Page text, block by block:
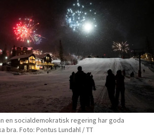
en socialdemokratisk regering har goda
bra. Foto: Pontus Lundahl / TT